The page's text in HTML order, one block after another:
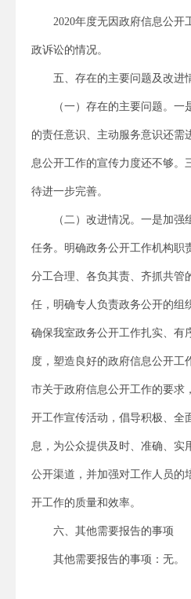
2020年度无因政府信息公开
政诉讼的情况。
五、存在的主要问题及改进
（一）存在的主要问题。 一
的责任意识、主动服务意识还需
息公开工作的宣传力度还不够。
待进一步完善。
（二）改进情况。 一是加强
任务。明确政务公开工作机构职
分工合理、各负其责、齐抓共管
任，明确专人负责政务公开的组
确保我室政务公开工作扎实、有
度，塑造良好的政府信息公开工
市关于政府信息公开工作的要求
开工作宣传活动，倡导积极、全
息，为公众提供及时、准确、实
公开渠道，并加强对工作人员的
开工作的质量和效率。
六、 其他需要报告的事项
其他需要报告的事项：无。